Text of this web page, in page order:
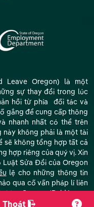
Thoát
Leave Oregon) là một
sự thay đổi trong lúc
hồi từ phía đối tác và
gắng để cung cấp thông
nhanh nhất có thể trên
này không phải là một tài
sẽ không tổng hợp tất cả
hợp riêng của quý vị. Xin
Sửa Đổi của Oregon
lệ cho những thông tin
qua cố vấn pháp lí liên
Oregon (Paid Leave